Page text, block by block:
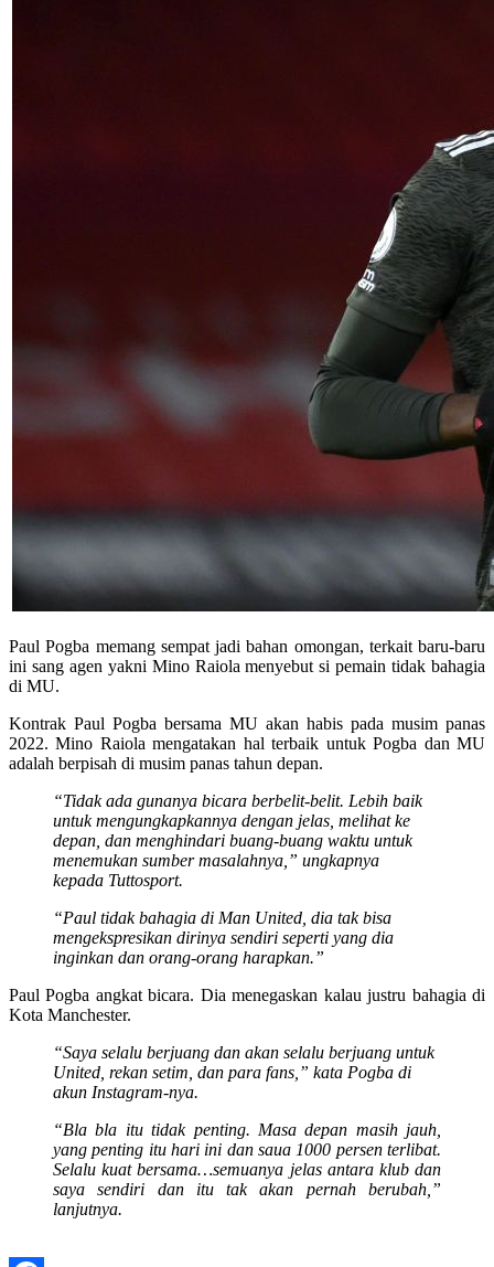
Paul Pogba memang sempat jadi bahan omongan, terkait baru-baru
ini sang agen yakni Mino Raiola menyebut si pemain tidak bahagia
di MU.
Kontrak Paul Pogba bersama MU akan habis pada musim panas
2022. Mino Raiola mengatakan hal terbaik untuk Pogba dan MU
adalah berpisah di musim panas tahun depan.
“Tidak ada gunanya bicara berbelit-belit. Lebih baik
untuk mengungkapkannya dengan jelas, melihat ke
depan, dan menghindari buang-buang waktu untuk
menemukan sumber masalahnya,” ungkapnya
kepada Tuttosport.
“Paul tidak bahagia di Man United, dia tak bisa
mengekspresikan dirinya sendiri seperti yang dia
inginkan dan orang-orang harapkan.”
Paul Pogba angkat bicara. Dia menegaskan kalau justru bahagia di
Kota Manchester.
“Saya selalu berjuang dan akan selalu berjuang untuk
United, rekan setim, dan para fans,” kata Pogba di
akun Instagram-nya.
“Bla bla itu tidak penting. Masa depan masih jauh,
yang penting itu hari ini dan saua 1000 persen terlibat.
Selalu kuat bersama…semuanya jelas antara klub dan
saya sendiri dan itu tak akan pernah berubah,”
lanjutnya.